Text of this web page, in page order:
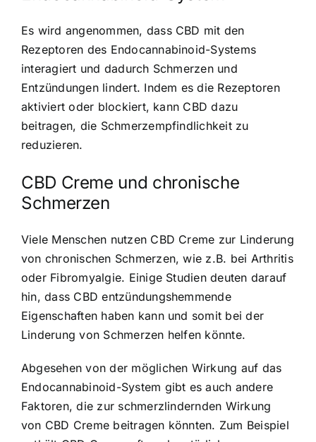
Es wird angenommen, dass CBD mit den
Rezeptoren des Endocannabinoid-Systems
interagiert und dadurch Schmerzen und
Entzündungen lindert. Indem es die Rezeptoren
aktiviert oder blockiert, kann CBD dazu
beitragen, die Schmerzempfindlichkeit zu
reduzieren.
CBD Creme und chronische
Schmerzen
Viele Menschen nutzen CBD Creme zur Linderung
von chronischen Schmerzen, wie z.B. bei Arthritis
oder Fibromyalgie. Einige Studien deuten darauf
hin, dass CBD entzündungshemmende
Eigenschaften haben kann und somit bei der
Linderung von Schmerzen helfen könnte.
Abgesehen von der möglichen Wirkung auf das
Endocannabinoid-System gibt es auch andere
Faktoren, die zur schmerzlindernden Wirkung
von CBD Creme beitragen könnten. Zum Beispiel